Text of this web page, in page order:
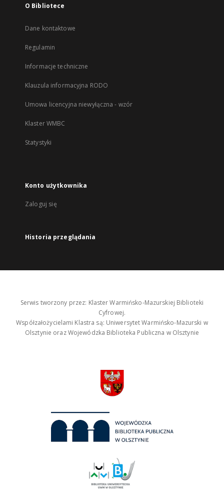
O Bibliotece
Dane kontaktowe
Regulamin
Informacje techniczne
Klauzula informacyjna RODO
Umowa licencyjna niewyłączna - wzór
Klaster WMBC
Statystyki
Konto użytkownika
Zaloguj się
Historia przeglądania
Serwis tworzony przez: Klaster Warmińsko-Mazurskiej Biblioteki
Cyfrowej.
Współzałożycielami Klastra są: Uniwersytet Warmińsko-Mazurski w
Olsztynie oraz Wojewódzka Biblioteka Publiczna w Olsztynie